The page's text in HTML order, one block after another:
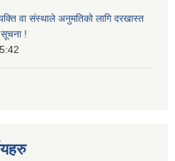
वा संस्थाले अनुमतिको लागि दरखास्त
सूचना !